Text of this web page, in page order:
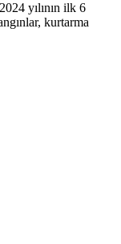
yılının ilk 6
kurtarma